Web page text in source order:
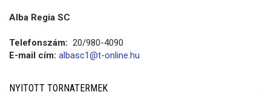
Alba Regia SC
Telefonszám: 20/980-4090
E-mail cím: albasc1@t-online.hu
NYITOTT TORNATERMEK